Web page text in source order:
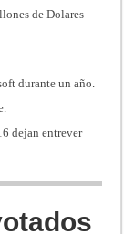
de Dolares
durante un año.
.
dejan entrever